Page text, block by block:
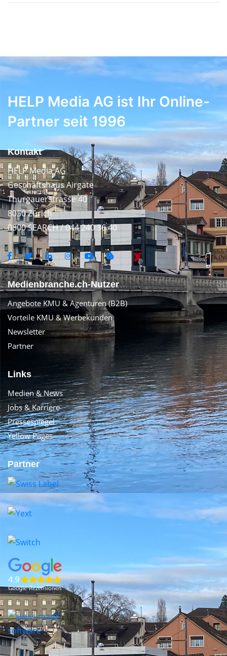
HELP Media AG ist Ihr Online-
Partner seit 1996
Kontakt
HELP Media AG
Geschäftshaus Airgate
Thurgauerstrasse 40
8050 Zürich
0800 SEARCH / 044 240 36 40
Medienbranche.ch-Nutzer
Angebote KMU & Agenturen (B2B)
Vorteile KMU & Werbekunden
Newsletter
Partner
Links
Medien & News
Jobs & Karriere
Pressespiegel
Yellow Pages
Partner